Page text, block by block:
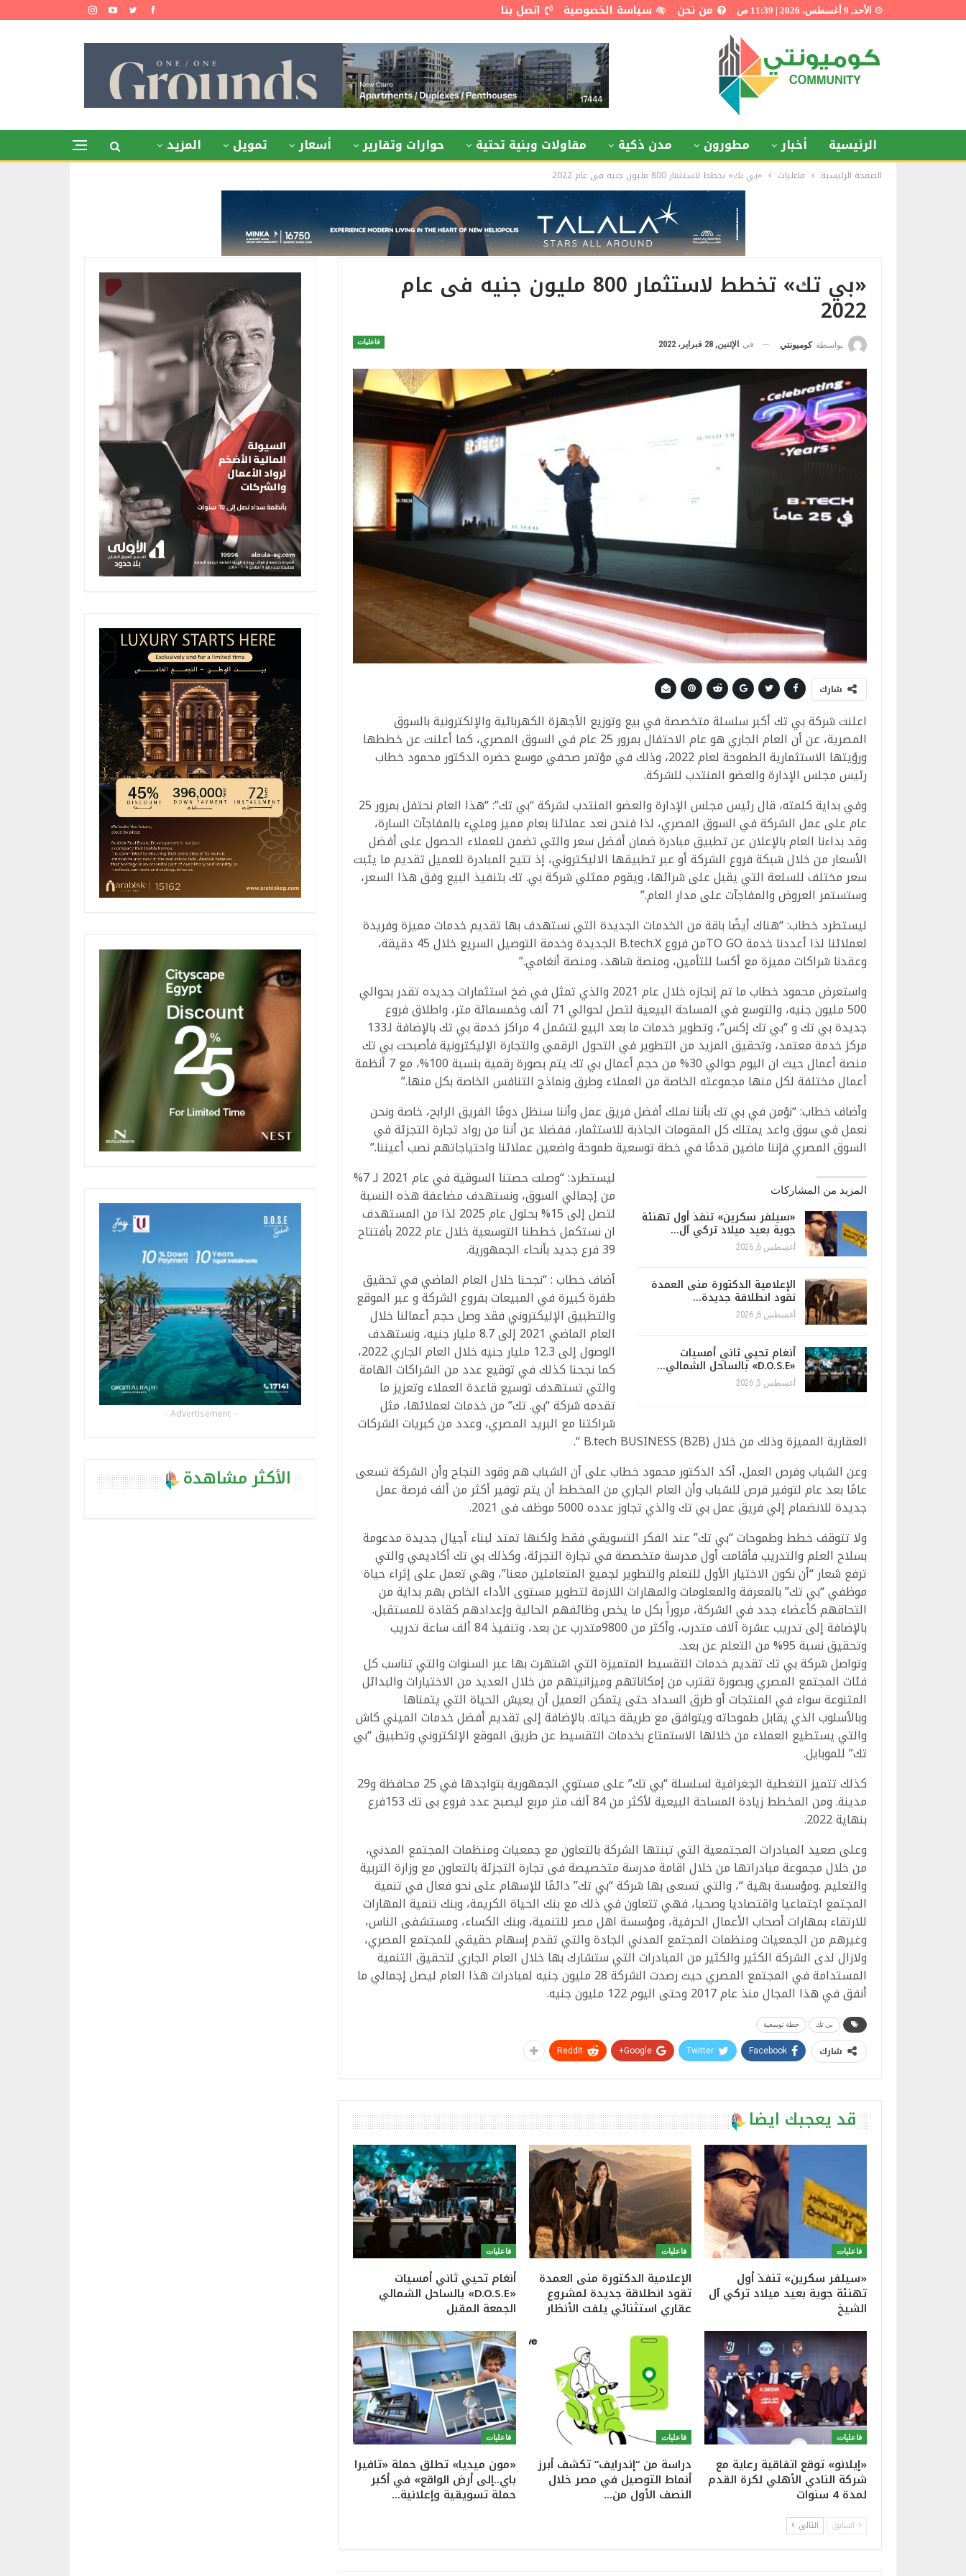
الأحد, 9 أغسطس، 2026 | 11:39 ص من نحن سياسة الخصوصية اتصل بنا
الرئيسية أخبار مطورون مدن ذكية مقاولات وبنية تحتية حوارات وتقارير أسعار تمويل المزيد
الصفحة الرئيسية فاعليات «بي تك» تخطط لاستثمار 800 مليون جنيه فى عام 2022
«بي تك» تخطط لاستثمار 800 مليون جنيه فى عام
2022
فاعليات بواسطة كوميونتي في الإثنين, 28 فبراير، 2022
شارك
اعلنت شركة بي تك أكبر سلسلة متخصصة في بيع وتوزيع الأجهزة الكهربائية والإلكترونية بالسوق
المصرية، عن أن العام الجاري هو عام الاحتفال بمرور 25 عام في السوق المصري، كما أعلنت عن خططها
ورؤيتها الاستثمارية الطموحة لعام 2022، وذلك في مؤتمر صحفي موسع حضره الدكتور محمود خطاب
رئيس مجلس الإدارة والعضو المنتدب للشركة.
وفي بداية كلمته، قال رئيس مجلس الإدارة والعضو المنتدب لشركة “بي تك”: “هذا العام نحتفل بمرور 25
عام على عمل الشركة في السوق المصري، لذا فنحن نعد عملائنا بعام مميز ومليء بالمفاجآت السارة،
وقد بداءنا العام بالإعلان عن تطبيق مبادرة ضمان أفضل سعر والتي تضمن للعملاء الحصول على أفضل
الأسعار من خلال شبكة فروع الشركة أو عبر تطبيقها الاليكتروني، إذ تتيح المبادرة للعميل تقديم ما يثبت
سعر مختلف للسلعة التي يقبل على شرائها، ويقوم ممثلي شركة بي. تك بتنفيذ البيع وفق هذا السعر،
وستستمر العروض والمفاجآت على مدار العام.”
ليستطرد خطاب: “هناك أيضًا باقة من الخدمات الجديدة التي نستهدف بها تقديم خدمات مميزة وفريدة
لعملائنا لذا أعددنا خدمة TO GOمن فروع B.tech.X الجديدة وخدمة التوصيل السريع خلال 45 دقيقة،
وعقدنا شراكات مميزة مع أكسا للتأمين، ومنصة شاهد، ومنصة أنغامي.”
واستعرض محمود خطاب ما تم إنجازه خلال عام 2021 والذي تمثل في ضخ استثمارات جديده تقدر بحوالي
500 مليون جنيه، والتوسع في المساحة البيعية لتصل لحوالي 71 ألف وخمسمائة متر، واطلاق فروع
جديدة بي تك و “بي تك إكس”، وتطوير خدمات ما بعد البيع لتشمل 4 مراكز خدمة بي تك بالإضافة لـ133
مركز خدمة معتمد، وتحقيق المزيد من التطوير في التحول الرقمي والتجارة الإليكترونية فأصبحت بي تك
منصة أعمال حيث ان اليوم حوالي 30% من حجم أعمال بي تك يتم بصورة رقمية بنسبة 100%، مع 7 أنظمة
أعمال مختلفة لكل منها مجموعته الخاصة من العملاء وطرق ونماذج التنافس الخاصة بكل منها.”
وأضاف خطاب: “نؤمن في بي تك بأننا نملك أفضل فريق عمل وأننا سنظل دومًا الفريق الرابح، خاصة ونحن
نعمل في سوق واعد يمتلك كل المقومات الجاذبة للاستثمار، ففضلا عن أننا من رواد تجارة التجزئة في
السوق المصري فإننا ماضين قدمًا في خطة توسعية طموحة واضعين عملائنا واحتياجاتهم نصب أعيننا.”
المزيد من المشاركات
«سيلفر سكرين» تنفذ أول تهنئة
جوية بعيد ميلاد تركي آل…
أغسطس 6, 2026
الإعلامية الدكتورة منى العمدة
تقود انطلاقة جديدة…
أغسطس 6, 2026
أنغام تحيي ثاني أمسيات
«D.O.S.E» بالساحل الشمالي…
أغسطس 5, 2026
ليستطرد: “وصلت حصتنا السوقية في عام 2021 لـ 7%
من إجمالي السوق، ونستهدف مضاعفة هذه النسبة
لتصل إلى 15% بحلول عام 2025 لذا من المستهدف
ان نستكمل خططنا التوسعية خلال عام 2022 بأفتتاح
39 فرع جديد بأنحاء الجمهورية.
أضاف خطاب : “نجحنا خلال العام الماضي في تحقيق
طفرة كبيرة في المبيعات بفروع الشركة و عبر الموقع
والتطبيق الإليكتروني فقد وصل حجم أعمالنا خلال
العام الماضي 2021 إلى 8.7 مليار جنيه، ونستهدف
الوصول إلى 12.3 مليار جنيه خلال العام الجاري 2022،
كما نجحنا كذلك في توقيع عدد من الشراكات الهامة
والتي تستهدف توسيع قاعدة العملاء وتعزيز ما
تقدمه شركة “بي. تك” من خدمات لعملائها، مثل
شراكتنا مع البريد المصري، وعدد من كبريات الشركات
العقارية المميزة وذلك من خلال B.tech BUSINESS (B2B) “.
وعن الشباب وفرص العمل، أكد الدكتور محمود خطاب على أن الشباب هم وقود النجاح وأن الشركة تسعى
عامًا بعد عام لتوفير فرص للشباب وأن العام الجاري من المخطط أن يتم توفير أكثر من ألف فرصة عمل
جديدة للانضمام إلي فريق عمل بي تك والذي تجاوز عدده 5000 موظف فى 2021.
ولا تتوقف خطط وطموحات “بي تك” عند الفكر التسويقي فقط ولكنها تمتد لبناء أجيال جديدة مدعومة
بسلاح العلم والتدريب فأقامت أول مدرسة متخصصة في تجارة التجزئة، وكذلك بي تك أكاديمي والتي
ترفع شعار “أن نكون الاختيار الأول للتعلم والتطوير لجميع المتعاملين معنا”، وهي تعمل على إثراء حياة
موظفي “بي تك” بالمعرفة والمعلومات والمهارات اللازمة لتطوير مستوى الأداء الخاص بهم بداية من
التحاقهم كأعضاء جدد في الشركة، مروراً بكل ما يخص وظائفهم الحالية وإعدادهم كقادة للمستقبل.
بالإضافة إلى تدريب عشرة آلاف متدرب، وأكثر من 9800متدرب عن بعد، وتنفيذ 84 ألف ساعة تدريب
وتحقيق نسبة 95% من التعلم عن بعد.
وتواصل شركة بي تك تقديم خدمات التقسيط المتميزة التي اشتهرت بها عبر السنوات والتي تناسب كل
فئات المجتمع المصري وبصورة تقترب من إمكاناتهم وميزانيتهم من خلال العديد من الاختيارات والبدائل
المتنوعة سواء في المنتجات أو طرق السداد حتى يتمكن العميل أن يعيش الحياة التي يتمناها
وبالأسلوب الذي يقابل طموحاته ويتوافق مع طريقة حياته. بالإضافة إلى تقديم أفضل خدمات الميني كاش
والتي يستطيع العملاء من خلالها الاستمتاع بخدمات التقسيط عن طريق الموقع الإلكتروني وتطبيق “بي
تك” للموبايل.
كذلك تتميز التغطية الجغرافية لسلسلة “بي تك” على مستوي الجمهورية بتواجدها في 25 محافظة و29
مدينة. ومن المخطط زيادة المساحة البيعية لأكثر من 84 ألف متر مربع ليصبح عدد فروع بى تك 153فرع
بنهاية 2022.
وعلى صعيد المبادرات المجتمعية التي تبنتها الشركة بالتعاون مع جمعيات ومنظمات المجتمع المدني،
من خلال مجموعة مبادراتها من خلال اقامة مدرسة متخصيصة فى تجارة التجزئة بالتعاون مع وزارة التربية
والتعليم .ومؤسسة بهية “، والتي تسعى بها شركة “بي تك” دائمًا للإسهام على نحو فعال في تنمية
المجتمع اجتماعيا واقتصاديا وصحيا، فهي تتعاون في ذلك مع بنك الحياة الكريمة، وبنك تنمية المهارات
للارتقاء بمهارات أصحاب الأعمال الحرفية، ومؤسسة اهل مصر للتنمية، وبنك الكساء، ومستشفى الناس،
وغيرهم من الجمعيات ومنظمات المجتمع المدني الجادة والتي تقدم إسهام حقيقي للمجتمع المصري،
ولازال لدى الشركة الكثير والكثير من المبادرات التي ستشارك بها خلال العام الجاري لتحقيق التنمية
المستدامة في المجتمع المصري حيث رصدت الشركة 28 مليون جنيه لمبادرات هذا العام ليصل إجمالي ما
أنفق في هذا المجال منذ عام 2017 وحتى اليوم 122 مليون جنيه.
بي تك خطة توسعية
شارك Facebook
Twitter
Google+
ReddIt
قد يعجبك ايضا
فاعليات
«سيلفر سكرين» تنفذ أول
تهنئة جوية بعيد ميلاد تركي آل
الشيخ
فاعليات
الإعلامية الدكتورة منى العمدة
تقود انطلاقة جديدة لمشروع
عقاري استثنائي يلفت الأنظار
فاعليات
أنغام تحيي ثاني أمسيات
«D.O.S.E» بالساحل الشمالي
الجمعة المقبل
فاعليات
«إيلانو» توقع اتفاقية رعاية مع
شركة النادي الأهلي لكرة القدم
لمدة 4 سنوات
فاعليات
دراسة من “إندرايف” تكشف أبرز
أنماط التوصيل في مصر خلال
النصف الأول من…
فاعليات
«مون ميديا» تطلق حملة «تافيرا
باي..إلى أرض الواقع» في أكبر
حملة تسويقية وإعلانية…
السابق التالي
- Advertisement -
الأكثر مشاهدة